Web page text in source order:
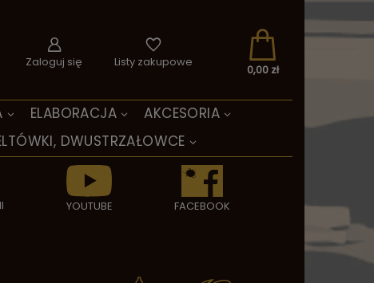
ELABORACJA
AKCESORIA
DWUSTRZAŁOWCE
YOUTUBE FACEBOOK
Zaloguj się Listy zakupowe
0,00 zł